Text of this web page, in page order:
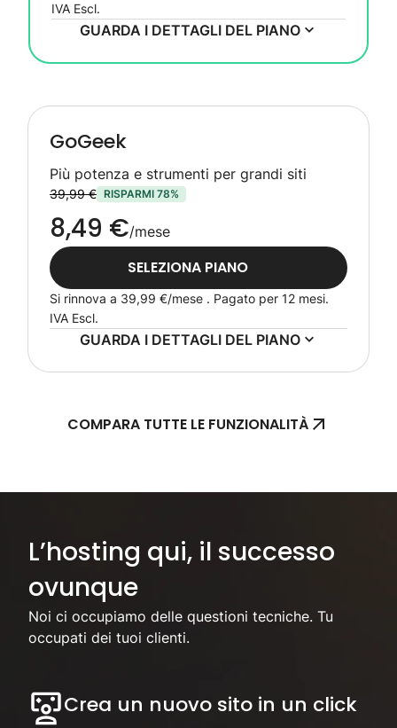
IVA Escl.
GUARDA I DETTAGLI DEL PIANO
GoGeek
Più potenza e strumenti per grandi siti
39,99 € RISPARMI 78%
8,49 €/mese
SELEZIONA PIANO
Si rinnova a 39,99 €/mese . Pagato per 12 mesi.
IVA Escl.
GUARDA I DETTAGLI DEL PIANO
COMPARA TUTTE LE FUNZIONALITÀ
L’hosting qui, il successo
ovunque
Noi ci occupiamo delle questioni tecniche. Tu
occupati dei tuoi clienti.
Crea un nuovo sito in un click